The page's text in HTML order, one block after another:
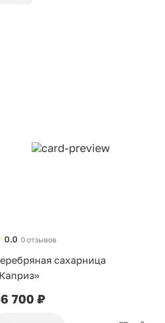
0 отзывов
0.0
сахарница
700 ₽